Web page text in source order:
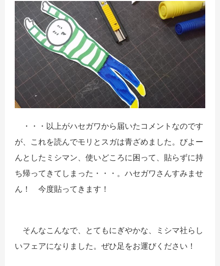
・・・以上がハセガワから届いたコメントなのです
が、これを読んでモリとスガは青ざめました。びよー
んとしたミシマン、使いどころに困って、貼らずに持
ち帰ってきてしまった・・・。ハセガワさんすみませ
ん！ 今度貼ってきます！
そんなこんなで、とてもにぎやかな、ミシマ社らし
いフェアになりました。ぜひ足をお運びください！